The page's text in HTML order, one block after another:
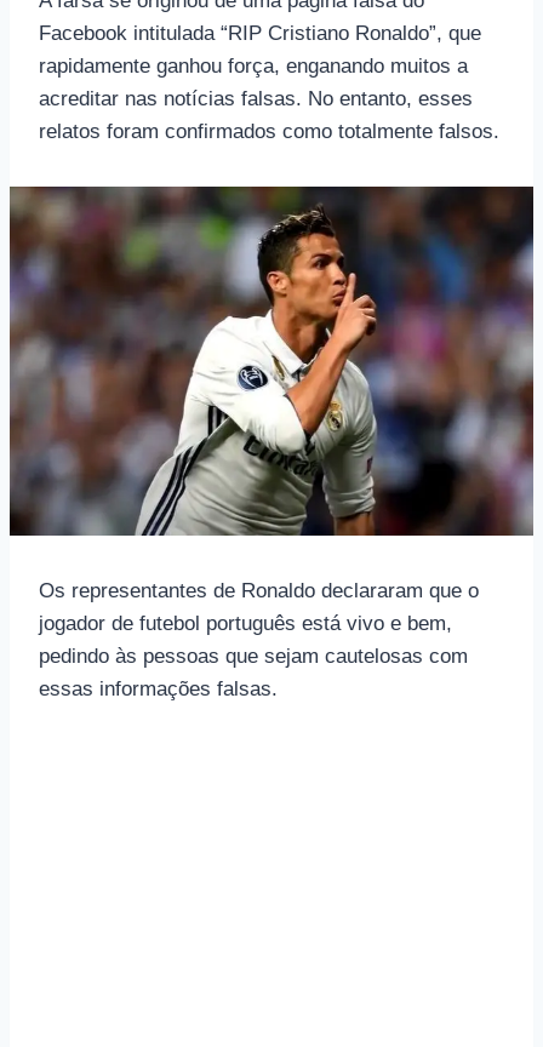
Facebook intitulada “RIP Cristiano Ronaldo”, que
rapidamente ganhou força, enganando muitos a
acreditar nas notícias falsas. No entanto, esses
relatos foram confirmados como totalmente falsos.
Os representantes de Ronaldo declararam que o
jogador de futebol português está vivo e bem,
pedindo às pessoas que sejam cautelosas com
essas informações falsas.